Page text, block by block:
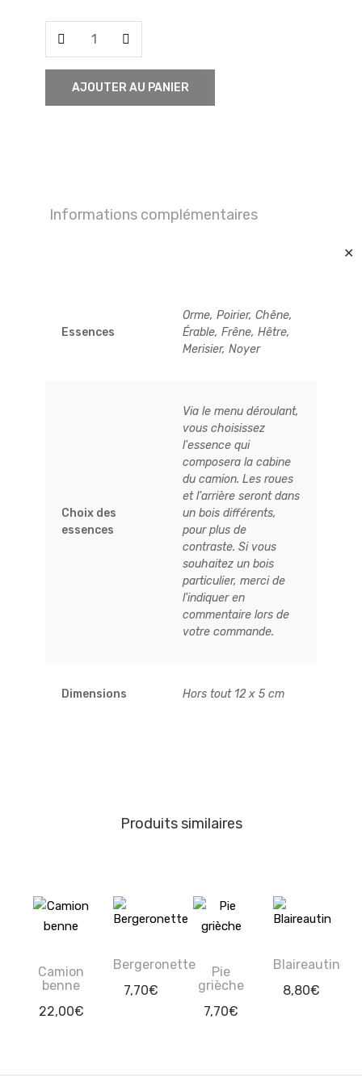
✕
Semi-
remorque
AJOUTER AU PANIER
Informations complémentaires
Essences
Orme, Poirier, Chêne,
Érable, Frêne, Hêtre,
Merisier, Noyer
Choix des
essences
Via le menu déroulant,
vous choisissez
l'essence qui
composera la cabine
du camion. Les roues
et l'arrière seront dans
un bois différents,
pour plus de
contraste. Si vous
souhaitez un bois
particulier, merci de
l'indiquer en
commentaire lors de
votre commande.
Dimensions Hors tout 12 x 5 cm
Produits similaires
Camion
benne
22,00€
Bergeronette
7,70€
Pie
grièche
7,70€
Blaireautin
8,80€